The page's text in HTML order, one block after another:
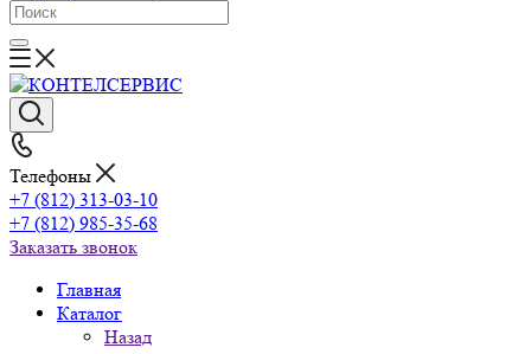
Телефоны
+7 (812) 313-03-10
+7 (812) 985-35-68
Заказать звонок
Главная
Каталог
Назад